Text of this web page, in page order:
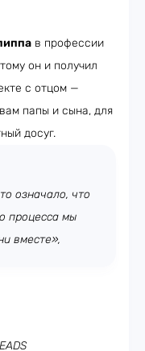
в профессии
он и получил
с отцом —
папы и сына, для
досуг.
означало, что
процесса мы
вместе»,